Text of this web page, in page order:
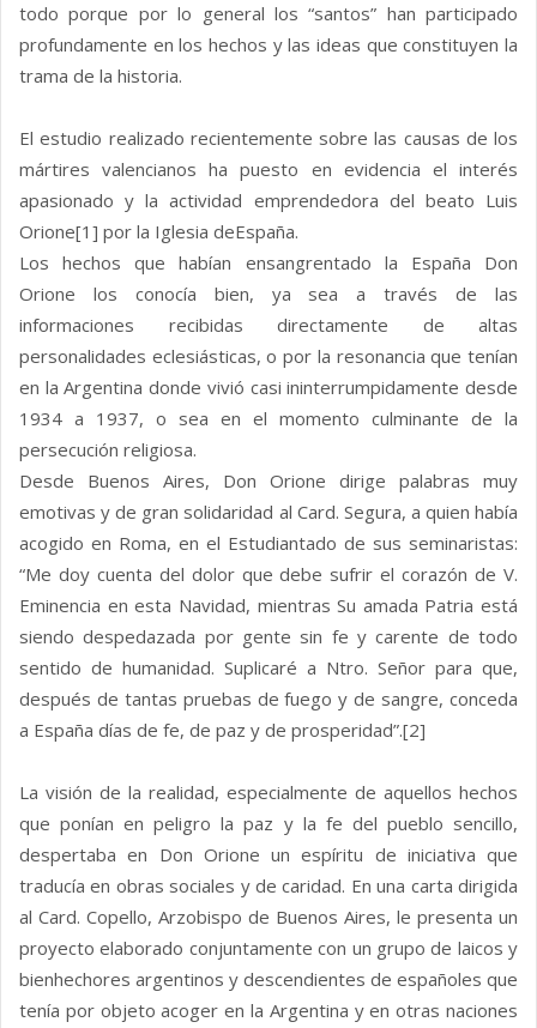
todo porque por lo general los “santos” han participado
profundamente en los hechos y las ideas que constituyen la
trama de la historia.
El estudio realizado recientemente sobre las causas de los
mártires valencianos ha puesto en evidencia el interés
apasionado y la actividad emprendedora del beato Luis
Orione[1] por la Iglesia deEspaña.
Los hechos que habían ensangrentado la España Don
Orione los conocía bien, ya sea a través de las
informaciones recibidas directamente de altas
personalidades eclesiásticas, o por la resonancia que tenían
en la Argentina donde vivió casi ininterrumpidamente desde
1934 a 1937, o sea en el momento culminante de la
persecución religiosa.
Desde Buenos Aires, Don Orione dirige palabras muy
emotivas y de gran solidaridad al Card. Segura, a quien había
acogido en Roma, en el Estudiantado de sus seminaristas:
“Me doy cuenta del dolor que debe sufrir el corazón de V.
Eminencia en esta Navidad, mientras Su amada Patria está
siendo despedazada por gente sin fe y carente de todo
sentido de humanidad. Suplicaré a Ntro. Señor para que,
después de tantas pruebas de fuego y de sangre, conceda
a España días de fe, de paz y de prosperidad”.[2]
La visión de la realidad, especialmente de aquellos hechos
que ponían en peligro la paz y la fe del pueblo sencillo,
despertaba en Don Orione un espíritu de iniciativa que
traducía en obras sociales y de caridad. En una carta dirigida
al Card. Copello, Arzobispo de Buenos Aires, le presenta un
proyecto elaborado conjuntamente con un grupo de laicos y
bienhechores argentinos y descendientes de españoles que
tenía por objeto acoger en la Argentina y en otras naciones